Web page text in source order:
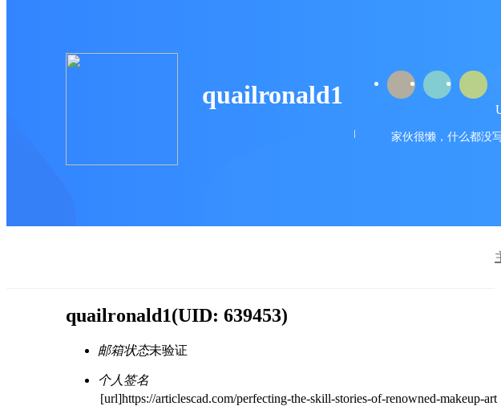
quailronald1
家伙很懒，什么都没写
quailronald1(UID: 639453)
邮箱状态未验证
个人签名
[url]https://articlescad.com/perfecting-the-skill-stories-of-renowned-makeup-art